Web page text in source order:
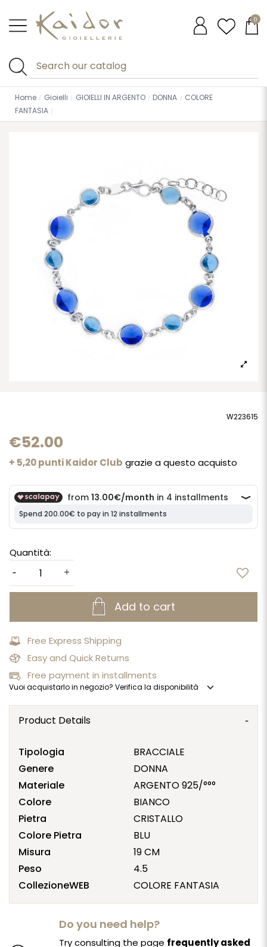
0
Home Gioielli GIOIELLI IN ARGENTO DONNA
COLORE
FANTASIA
W223615
€52.00
+ 5,20 punti Kaidor Club grazie a questo acquisto
Quantità:
Add to cart
Free Express Shipping
Easy and Quick Returns
Free payment in installments
Vuoi acquistarlo in negozio? Verifica la disponibilità expand_more
Product Details
Tipologia
BRACCIALE
Genere
DONNA
Materiale
ARGENTO 925/°°°
Colore
BIANCO
Pietra
CRISTALLO
Colore Pietra
BLU
Misura
19 CM
Peso
4.5
CollezioneWEB
COLORE FANTASIA
Do you need help?
Try consulting the page frequently asked